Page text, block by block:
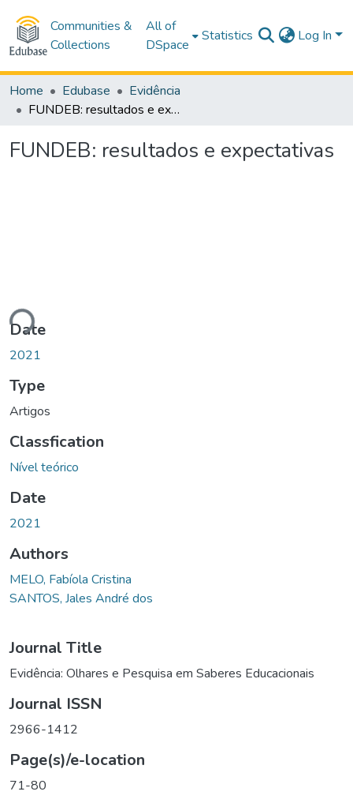
Communities &
Collections
All of
DSpace
Statistics Log In
Home Edubase
Evidência
FUNDEB: resultados e expectativas
FUNDEB: resultados e expectativas
Date
2021
Type
Artigos
Classfication
Nível teórico
Date
2021
Authors
MELO, Fabíola Cristina
SANTOS, Jales André dos
Journal Title
Evidência: Olhares e Pesquisa em Saberes Educacionais
Journal ISSN
2966-1412
Page(s)/e-location
71-80